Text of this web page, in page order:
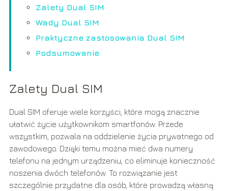
Zalety Dual SIM
Wady Dual SIM
Praktyczne zastosowania Dual SIM
Podsumowanie
Zalety Dual SIM
Dual SIM oferuje wiele korzyści, które mogą znacznie
ułatwić życie użytkownikom smartfonów. Przede
wszystkim, pozwala na oddzielenie życia prywatnego od
zawodowego. Dzięki temu można mieć dwa numery
telefonu na jednym urządzeniu, co eliminuje konieczność
noszenia dwóch telefonów. To rozwiązanie jest
szczególnie przydatne dla osób, które prowadzą własną